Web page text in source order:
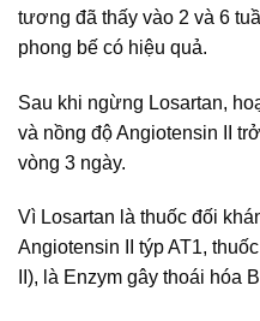
tương đã thấy vào 2 và 6
phong bế có hiệu quả.
Sau khi ngừng Losartan,
và nồng độ Angiotensin II
vòng 3 ngày.
Vì Losartan là thuốc đối
Angiotensin II týp AT1,
II), là Enzym gây thoái hóa